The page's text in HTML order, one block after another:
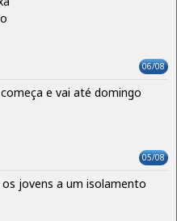
06/08
e vai até domingo
05/08
jovens a um isolamento